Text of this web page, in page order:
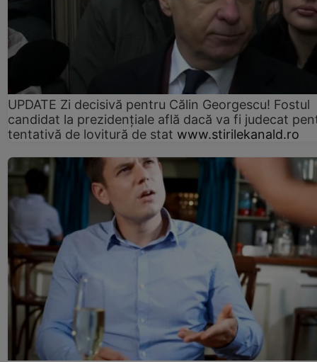
UPDATE Zi decisivă pentru Călin Georgescu! Fostul
candidat la prezidențiale află dacă va fi judecat
tentativă de lovitură de stat www.stirilekanald.ro